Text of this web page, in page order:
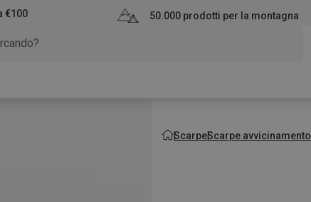
€100 50.000 prodotti per la montagna
ScarpeScarpe avvicinamento